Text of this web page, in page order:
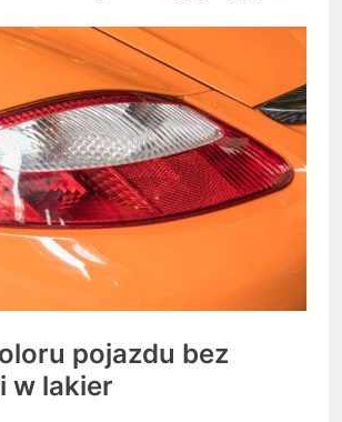
pojazdu bez
w lakier